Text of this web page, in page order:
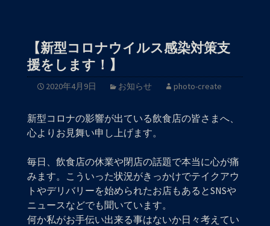
【新型コロナウイルス感染対策支
援をします！】
2020年4月9日 お知らせ photo-create
新型コロナの影響が出ている飲食店の皆さまへ、
心よりお見舞い申し上げます。
毎日、飲食店の休業や閉店の話題で本当に心が痛
みます。こういった状況がきっかけでテイクアウ
トやデリバリーを始められたお店もあるとSNSや
ニュースなどでも聞いています。
何か私がお手伝い出来る事はないか日々考えてい